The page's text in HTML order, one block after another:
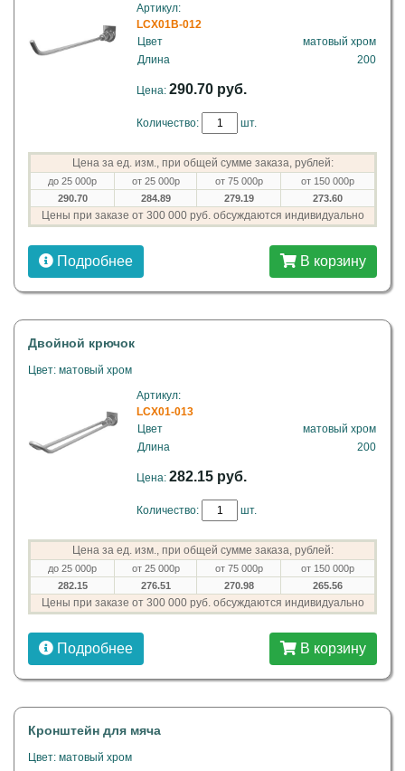
Артикул:
LCX01B-012
Цвет
матовый хром
Длина
200
Цена: 290.70 руб.
Количество: шт.
Цена за ед. изм., при общей сумме заказа, рублей:
до 25 000р от 25 000р от 75 000р
от 150 000р
290.70
284.89 279.19 273.60
Цены при заказе от 300 000 руб. обсуждаются индивидуально
Подробнее В корзину
Двойной крючок
Цвет: матовый хром
Артикул:
LCX01-013
Цвет
матовый хром
Длина
200
Цена: 282.15 руб.
Количество: шт.
Цена за ед. изм., при общей сумме заказа, рублей:
до 25 000р от 25 000р от 75 000р
от 150 000р
282.15
276.51 270.98 265.56
Цены при заказе от 300 000 руб. обсуждаются индивидуально
Подробнее В корзину
Кронштейн для мяча
Цвет: матовый хром